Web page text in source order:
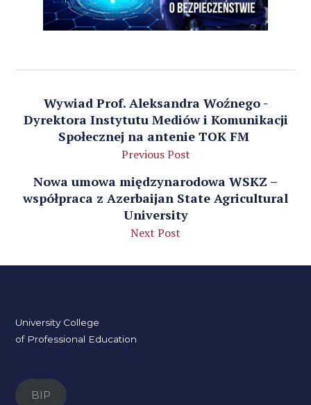
Wywiad Prof. Aleksandra Woźnego -
Dyrektora Instytutu Mediów i Komunikacji
Społecznej na antenie TOK FM
Previous Post
Nowa umowa międzynarodowa WSKZ –
współpraca z Azerbaijan State Agricultural
University
Next Post
University College
of Professional Education
BIP